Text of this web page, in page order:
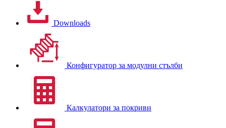
Downloads
Конфигуратор за модулни стълби
Калкулатори за покриви